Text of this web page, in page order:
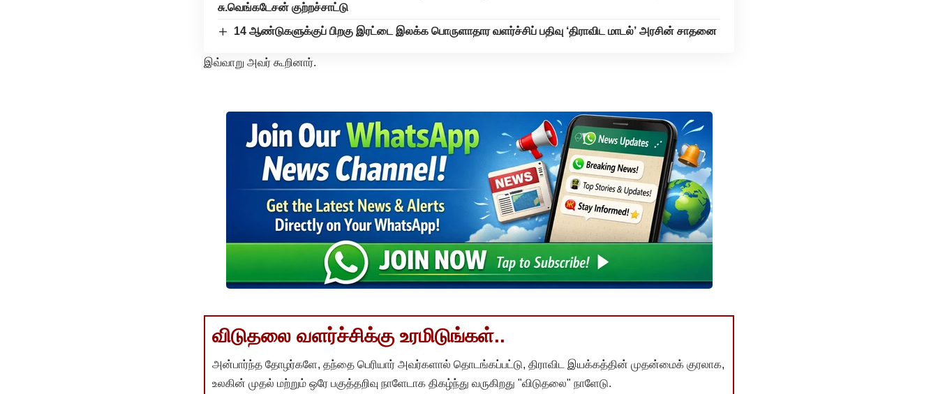
சு.வெங்கடேசன் குற்றச்சாட்டு
14 ஆண்டுகளுக்குப் பிறகு இரட்டை இலக்க பொருளாதார வளர்ச்சிப் பதிவு ‘திராவிட மாடல்’ அரசின் சாதனை
இவ்வாறு அவர் கூறினார்.
விடுதலை வளர்ச்சிக்கு உரமிடுங்கள்..
அன்பார்ந்த தோழர்களே, தந்தை பெரியார் அவர்களால் தொடங்கப்பட்டு, திராவிட இயக்கத்தின் முதன்மைக் குரலாக,
உலகின் முதல் மற்றும் ஒரே பகுத்தறிவு நாளேடாக திகழ்ந்து வருகிறது "விடுதலை" நாளேடு.